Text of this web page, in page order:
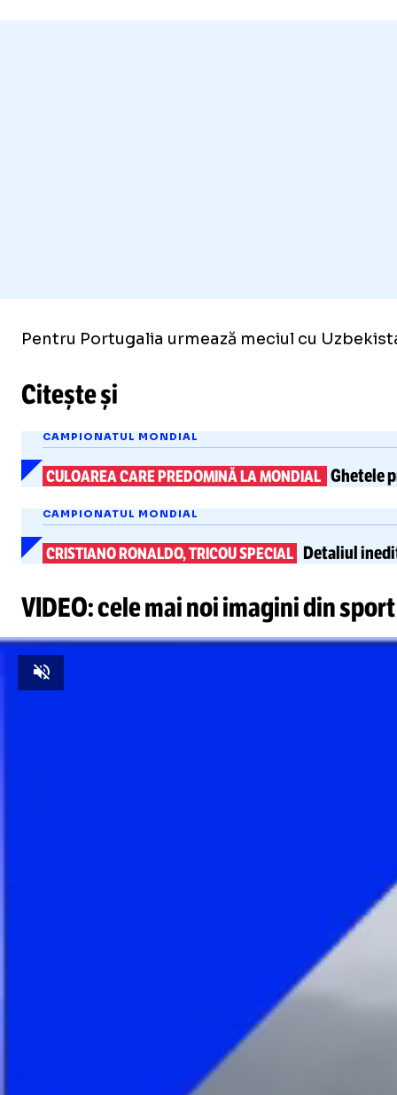
Pentru Portugalia urmează meciul cu
Citește și
CAMPIONATUL MONDIAL
CULOAREA CARE PREDOMINĂ LA MONDIAL Ghetele
CAMPIONATUL MONDIAL
CRISTIANO RONALDO, TRICOU SPECIAL Detaliul
VIDEO: cele mai noi imagini din sport
Unmute